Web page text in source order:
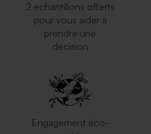
2 échantillons offerts
pour vous aider à
prendre une
décision
Engagement éco-